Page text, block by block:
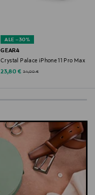
ALE –30%
GEAR4
Crystal Palace iPhone 11 Pro Max
Discounted Price
23,80 € Original Price
34,00 €